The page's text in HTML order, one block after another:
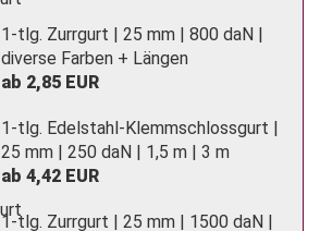
1-tlg. Zurrgurt | 25 mm | 800 daN |
diverse Farben + Längen
ab 2,85 EUR
1-tlg. Edelstahl-Klemmschlossgurt |
25 mm | 250 daN | 1,5 m | 3 m
ab 4,42 EUR
1-tlg. Zurrgurt | 25 mm | 1500 daN |